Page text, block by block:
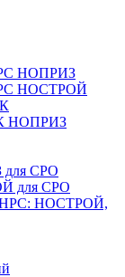
НОПРИЗ
НОСТРОЙ
НОПРИЗ
для СРО
для СРО
НРС: НОСТРОЙ,